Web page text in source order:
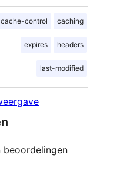
cache-control caching
expires headers
last-modified
beoordelingen